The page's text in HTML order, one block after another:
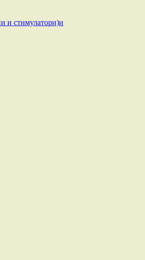
стимулатори)и